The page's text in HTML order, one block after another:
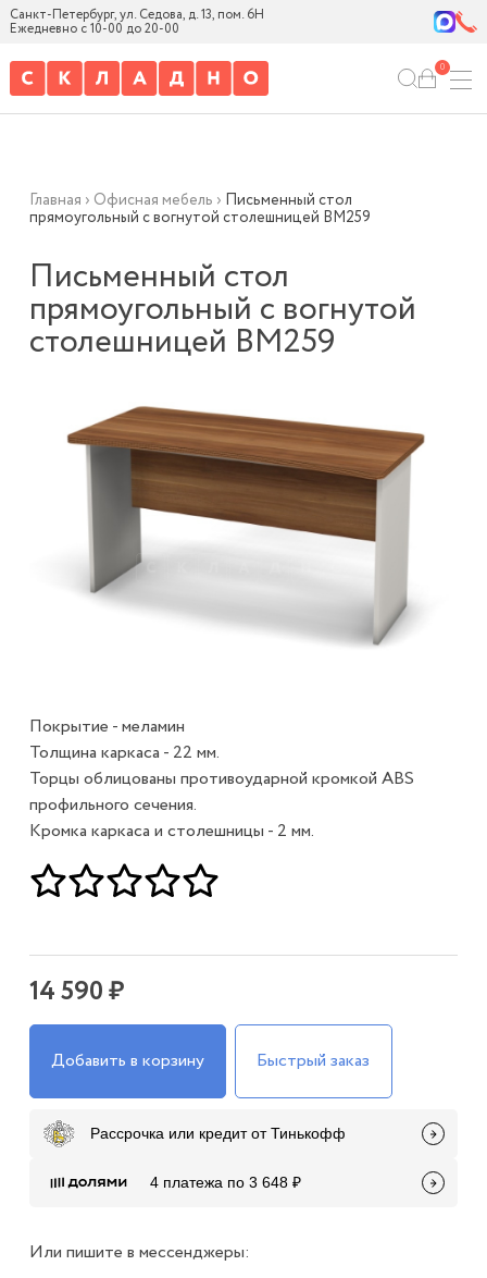
Санкт-Петербург, ул. Седова, д. 13, пом. 6Н
Ежедневно с 10-00 до 20-00
0
Главная › Офисная мебель › Письменный стол
прямоугольный с вогнутой столешницей BM259
Письменный стол
прямоугольный с вогнутой
столешницей BM259
Покрытие - меламин
Толщина каркаса - 22 мм.
Торцы облицованы противоударной кромкой ABS
профильного сечения.
Кромка каркаса и столешницы - 2 мм.
14 590 ₽
Добавить в корзину Быстрый заказ
Рассрочка или кредит от Тинькофф
4 платежа по 3 648 ₽
Или пишите в мессенджеры: